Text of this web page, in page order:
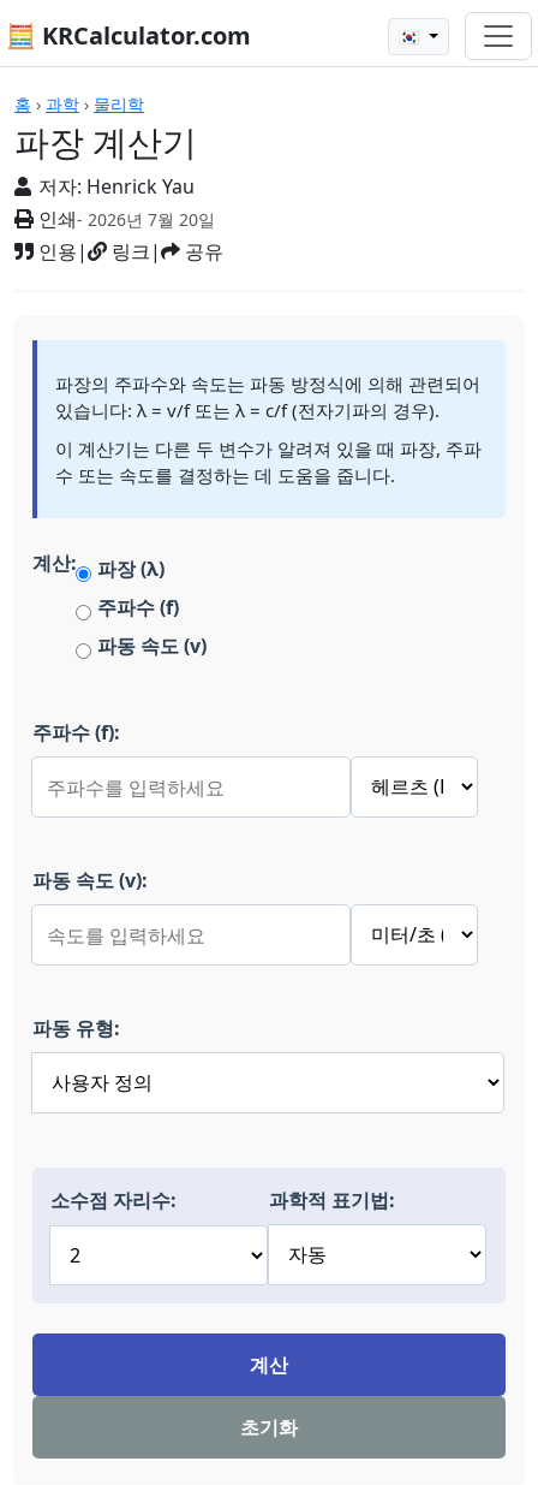
🧮 KRCalculator.com 🇰🇷
홈 › 과학 › 물리학
파장 계산기
저자: Henrick Yau
인쇄- 2026년 7월 20일
인용| 링크| 공유
계산기
파장의 주파수와 속도는 파동 방정식에 의해 관련되어
있습니다: λ = v/f 또는 λ = c/f (전자기파의 경우).
이 계산기는 다른 두 변수가 알려져 있을 때 파장, 주파
수 또는 속도를 결정하는 데 도움을 줍니다.
계산:
파장 (λ)
주파수 (f)
파동 속도 (v)
주파수 (f):
파동 속도 (v):
파동 유형:
소수점 자리수: 과학적 표기법:
계산
초기화